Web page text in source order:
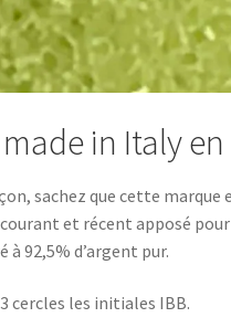
in Italy
sachez que cette marque
et récent apposé
92,5% d’argent pur.
cercles les initiales IBB.